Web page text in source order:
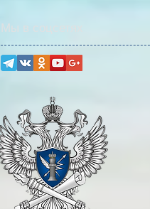
Мы в соцсетях